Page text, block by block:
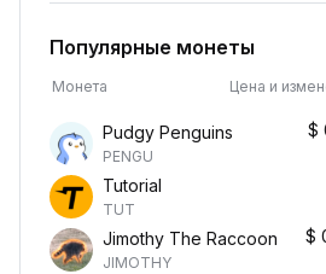
Популярные монеты
Монета Цена и
Pudgy Penguins
PENGU
$
Tutorial
TUT
Jimothy The Raccoon
JIMOTHY
$